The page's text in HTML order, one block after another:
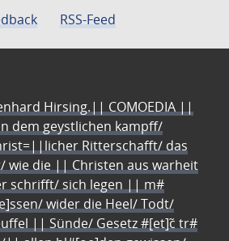
RSS-Feed
Hirsing.|| COMOEDIA ||
dem geystlichen kampff/
Ritterschafft/ das
wie die || Christen aus warheit
schrifft/ sich legen || m#
wider die Heel/ Todt/
|| Sünde/ Gesetz #[et]c̃ tr#